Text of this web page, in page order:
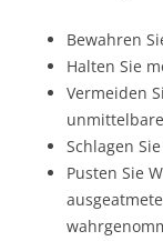
Bewahren
Halten Sie
Vermeiden
Schlagen
Pusten Sie